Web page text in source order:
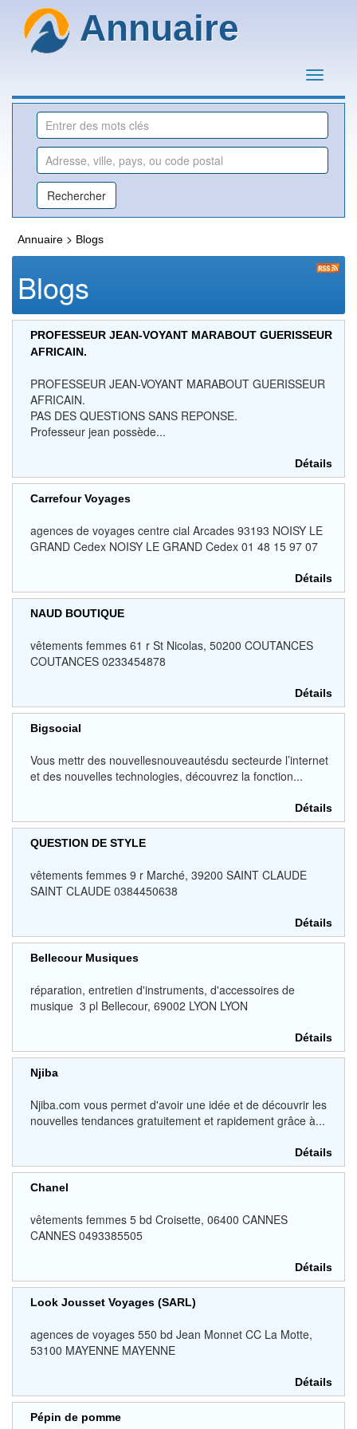
Annuaire
Annuaire > Blogs
Blogs
PROFESSEUR JEAN-VOYANT MARABOUT GUERISSEUR
AFRICAIN.
PROFESSEUR JEAN-VOYANT MARABOUT GUERISSEUR
AFRICAIN.
PAS DES QUESTIONS SANS REPONSE.
Professeur jean possède...
Détails
Carrefour Voyages
agences de voyages centre cial Arcades 93193 NOISY LE
GRAND Cedex NOISY LE GRAND Cedex 01 48 15 97 07
Détails
NAUD BOUTIQUE
vêtements femmes 61 r St Nicolas, 50200 COUTANCES
COUTANCES 0233454878
Détails
Bigsocial
Vous mettr des nouvellesnouveautésdu secteurde l’internet
et des nouvelles technologies, découvrez la fonction...
Détails
QUESTION DE STYLE
vêtements femmes 9 r Marché, 39200 SAINT CLAUDE
SAINT CLAUDE 0384450638
Détails
Bellecour Musiques
réparation, entretien d'instruments, d'accessoires de
musique 3 pl Bellecour, 69002 LYON LYON
Détails
Njiba
Njiba.com vous permet d'avoir une idée et de découvrir les
nouvelles tendances gratuitement et rapidement grâce à...
Détails
Chanel
vêtements femmes 5 bd Croisette, 06400 CANNES
CANNES 0493385505
Détails
Look Jousset Voyages (SARL)
agences de voyages 550 bd Jean Monnet CC La Motte,
53100 MAYENNE MAYENNE
Détails
Pépin de pomme